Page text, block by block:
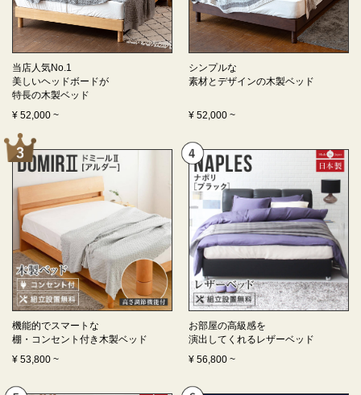
当店人気No.1
美しいヘッドボードが
特長の木製ベッド
¥ 52,000 ~
シンプルな
素材とデザインの木製ベッド
¥ 52,000 ~
機能的でスマートな
棚・コンセント付き木製ベッド
¥ 53,800 ~
お部屋の高級感を
演出してくれるレザーベッド
¥ 56,800 ~